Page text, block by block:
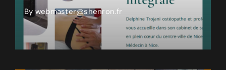
Bywebmaster@shenron.fr